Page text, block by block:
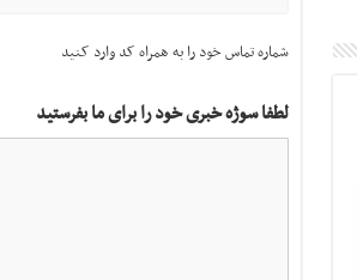
شماره تماس خود را به همراه کد وارد کنید
لطفا سوژه خبری خود را برای ما بفرستید